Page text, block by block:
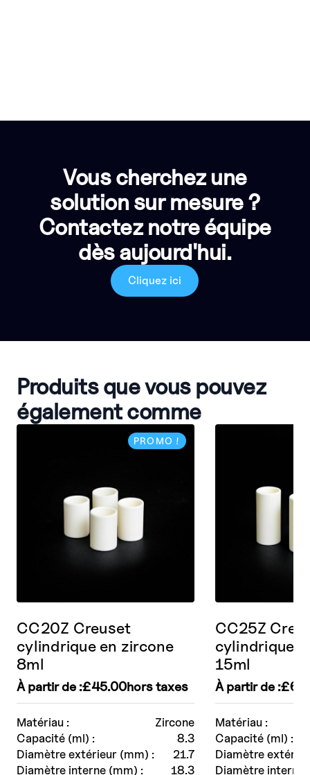
Vous cherchez une
solution sur mesure ?
Contactez notre équipe
dès aujourd'hui.
Cliquez ici
Produits que vous pouvez
également comme
PROMO !
Matériau :
Zircone
Capacité (ml) :
8.3
Diamètre extérieur (mm) :
21.7
Diamètre interne (mm) :
18.3
CC20Z Creuset
cylindrique en zircone
8ml
À partir de :£45.00hors taxes
Matériau :
Capacité (ml) :
Diamètre
Diamètre interne
CC25Z
cylindrique
15ml
À partir de :£